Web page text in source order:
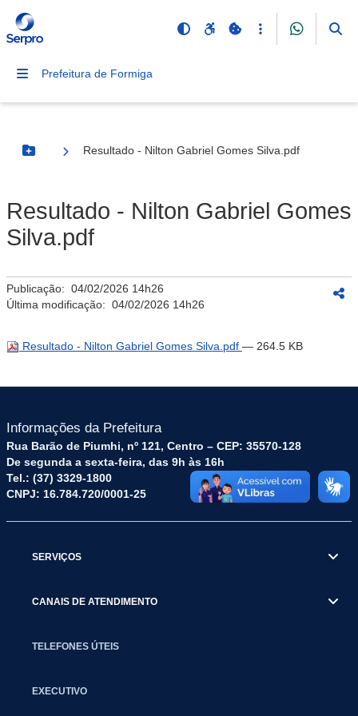
Prefeitura de Formiga
Botão Menu
Resultado - Nilton Gabriel Gomes Silva.pdf
Resultado - Nilton Gabriel Gomes
Silva.pdf
Publicação: 04/02/2026 14h26
Última modificação: 04/02/2026 14h26
Resultado - Nilton Gabriel Gomes Silva.pdf — 264.5 KB
Informações da Prefeitura
Rua Barão de Piumhi, nº 121, Centro – CEP: 35570-128
De segunda a sexta-feira, das 9h às 16h
Tel.: (37) 3329-1800
CNPJ: 16.784.720/0001-25
SERVIÇOS
CANAIS DE ATENDIMENTO
TELEFONES ÚTEIS
EXECUTIVO